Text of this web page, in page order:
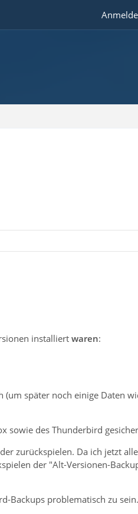
installiert waren:
später noch einige Daten
sowie des Thunderbird
zurückspielen. Da ich jetzt
der "Alt-Versionen-
Backups problematisch zu sein.